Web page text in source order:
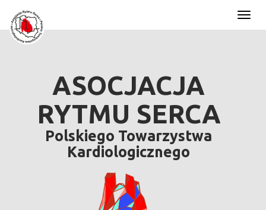
ASOCJACJA
RYTMU SERCA
Polskiego Towarzystwa
Kardiologicznego